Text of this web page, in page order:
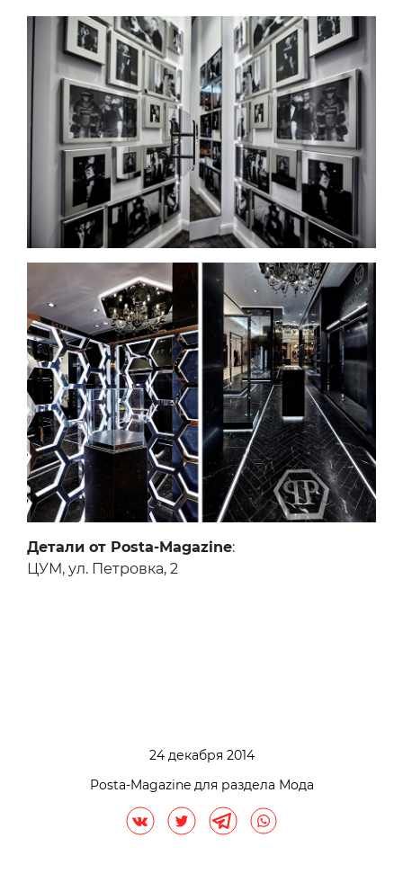
Детали от Posta-Magazine:
ЦУМ, ул. Петровка, 2
24 декабря 2014
Posta-Magazine для раздела Мода